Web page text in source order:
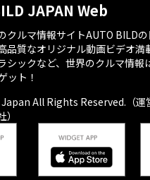
JAPAN Web
クルマ情報サイトAUTO BILD
品質なオリジナル動画ビデオ満
シックなど、世界のクルマ情報
ット！
All Rights Reserved.（運